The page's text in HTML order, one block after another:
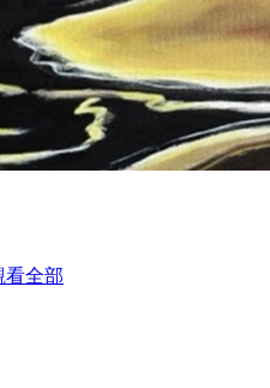
看全部